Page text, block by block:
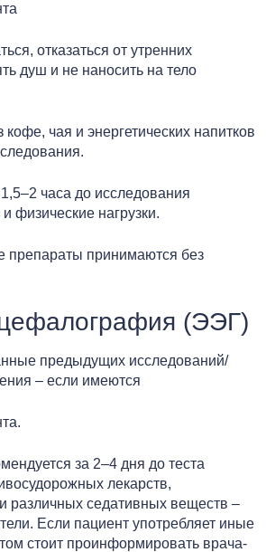
отказаться от утренних
душ и не наносить на тело
кофе, чая и энергетических напитков
часа до исследования
физические нагрузки.
препараты принимаются без
(ЭЭГ)
предыдущих исследований/
– если имеются
за 2–4 дня до теста
лекарств,
различных седативных веществ –
Если пациент употребляет иные
стоит проинформировать врача-